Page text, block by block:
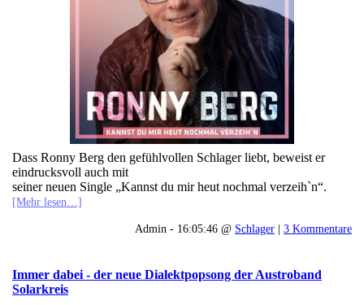
Dass Ronny Berg den gefühlvollen Schlager liebt, beweist er
eindrucksvoll auch mit
seiner neuen Single „Kannst du mir heut nochmal verzeih`n“.
[Mehr lesen…]
Admin - 16:05:46 @ Schlager | 3 Kommentare
Immer dabei - der neue Dialektpopsong der Austroband
Solarkreis